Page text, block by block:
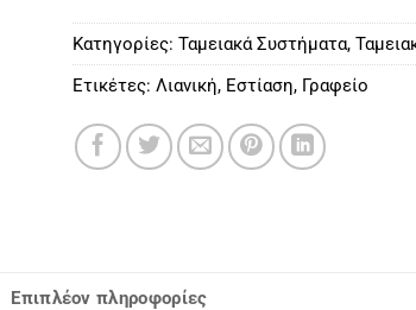
Κατηγορίες: Ταμειακά Συστήματα,
Ετικέτες: Λιανική, Εστίαση, Γραφείο
Επιπλέον πληροφορίες